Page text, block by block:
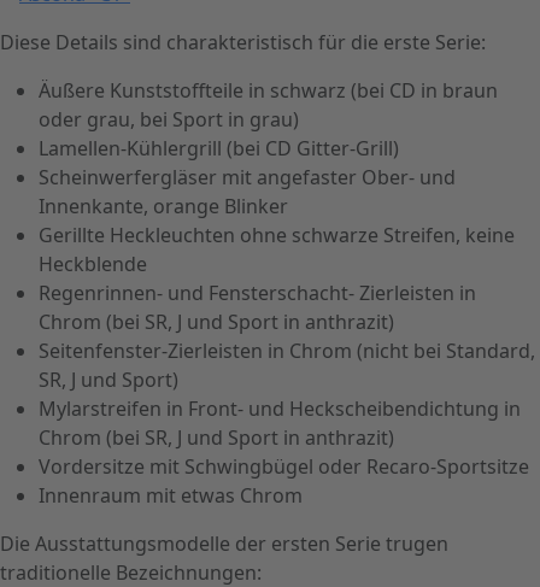
Diese Details sind charakteristisch für die erste Serie:
Äußere Kunststoffteile in schwarz (bei CD in braun
oder grau, bei Sport in grau)
Lamellen-Kühlergrill (bei CD Gitter-Grill)
Scheinwerfergläser mit angefaster Ober- und
Innenkante, orange Blinker
Gerillte Heckleuchten ohne schwarze Streifen, keine
Heckblende
Regenrinnen- und Fensterschacht- Zierleisten in
Chrom (bei SR, J und Sport in anthrazit)
Seitenfenster-Zierleisten in Chrom (nicht bei Standard,
SR, J und Sport)
Mylarstreifen in Front- und Heckscheibendichtung in
Chrom (bei SR, J und Sport in anthrazit)
Vordersitze mit Schwingbügel oder Recaro-Sportsitze
Innenraum mit etwas Chrom
Die Ausstattungsmodelle der ersten Serie trugen
traditionelle Bezeichnungen: